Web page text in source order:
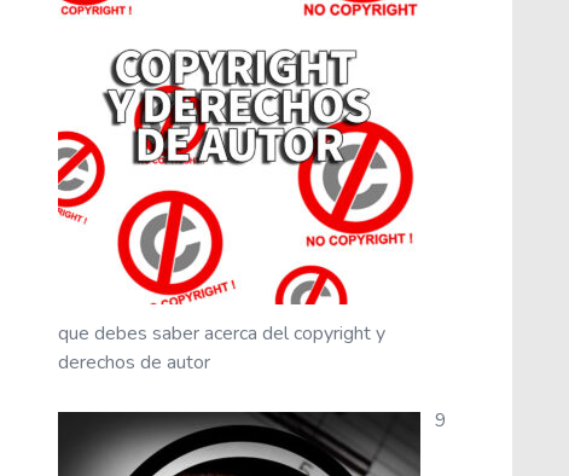
que debes saber acerca del copyright y
derechos de autor
9